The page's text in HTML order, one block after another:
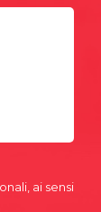
ai sensi